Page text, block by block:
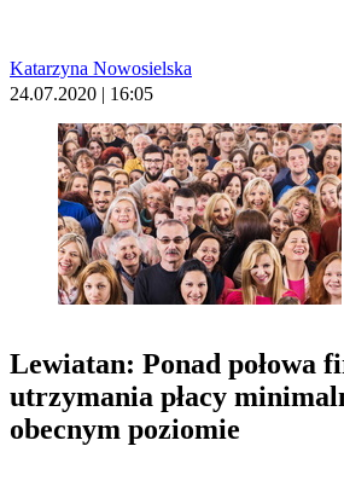
Katarzyna Nowosielska
24.07.2020 | 16:05
Lewiatan: Ponad połowa
utrzymania płacy
obecnym poziomie